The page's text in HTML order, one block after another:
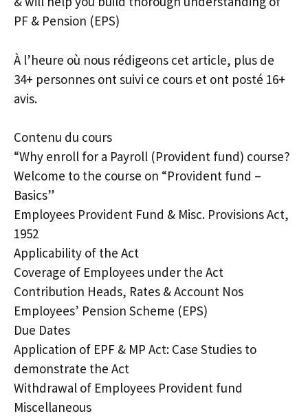
PF & Pension (EPS)
À l’heure où nous rédigeons cet article, plus de
34+ personnes ont suivi ce cours et ont posté 16+
avis.
Contenu du cours
“Why enroll for a Payroll (Provident fund) course?
Welcome to the course on “Provident fund –
Basics”
Employees Provident Fund & Misc. Provisions Act,
1952
Applicability of the Act
Coverage of Employees under the Act
Contribution Heads, Rates & Account Nos
Employees’ Pension Scheme (EPS)
Due Dates
Application of EPF & MP Act: Case Studies to
demonstrate the Act
Withdrawal of Employees Provident fund
Miscellaneous